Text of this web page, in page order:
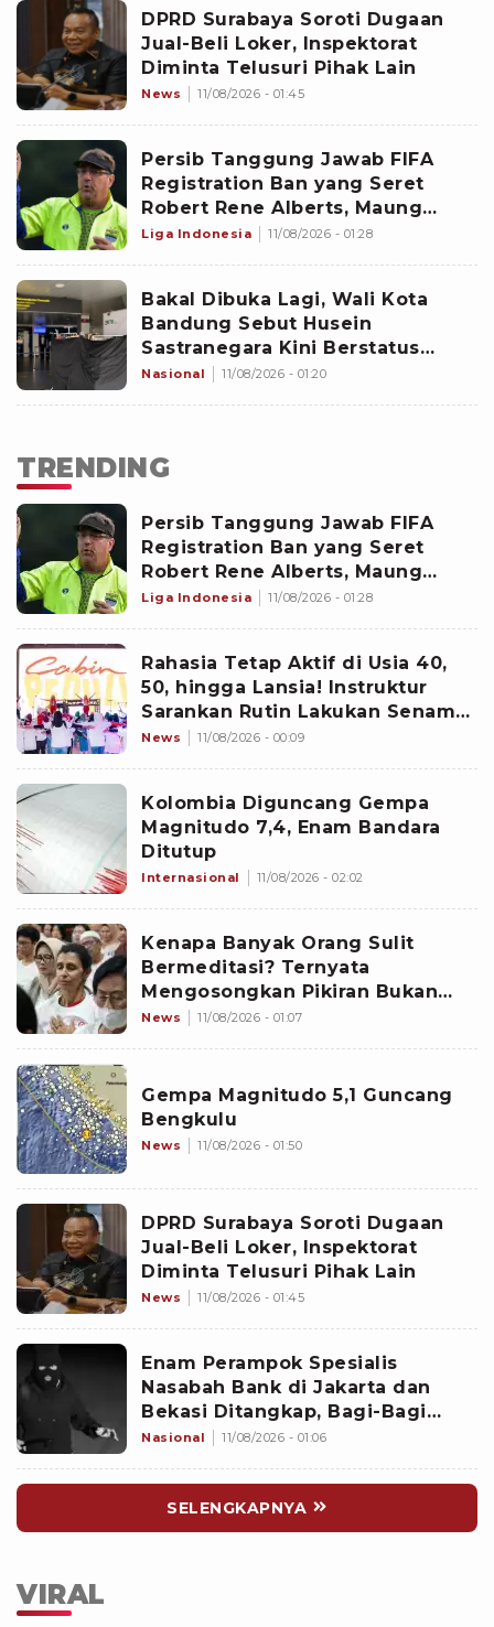
DPRD Surabaya Soroti Dugaan
Jual-Beli Loker, Inspektorat
Diminta Telusuri Pihak Lain
News 11/08/2026 - 01:45
Persib Tanggung Jawab FIFA
Registration Ban yang Seret
Robert Rene Alberts, Maung
Bandung Selesaikan Bursa
Liga Indonesia 11/08/2026 - 01:28
Bakal Dibuka Lagi, Wali Kota
Bandung Sebut Husein
Sastranegara Kini Berstatus
Bandar Udara Internasional
Nasional 11/08/2026 - 01:20
TRENDING
Persib Tanggung Jawab FIFA
Registration Ban yang Seret
Robert Rene Alberts, Maung
Bandung Selesaikan Bursa
Liga Indonesia 11/08/2026 - 01:28
Rahasia Tetap Aktif di Usia 40,
50, hingga Lansia! Instruktur
Sarankan Rutin Lakukan Senam
Ini
News 11/08/2026 - 00:09
Kolombia Diguncang Gempa
Magnitudo 7,4, Enam Bandara
Ditutup
Internasional 11/08/2026 - 02:02
Kenapa Banyak Orang Sulit
Bermeditasi? Ternyata
Mengosongkan Pikiran Bukan
Satu-satunya Cara
News 11/08/2026 - 01:07
Gempa Magnitudo 5,1 Guncang
Bengkulu
News 11/08/2026 - 01:50
DPRD Surabaya Soroti Dugaan
Jual-Beli Loker, Inspektorat
Diminta Telusuri Pihak Lain
News 11/08/2026 - 01:45
Enam Perampok Spesialis
Nasabah Bank di Jakarta dan
Bekasi Ditangkap, Bagi-Bagi
Tugas Terstruktur
Nasional 11/08/2026 - 01:06
SELENGKAPNYA
VIRAL